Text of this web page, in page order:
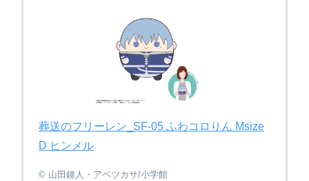
葬送のフリーレン_SF-05 ふわコロりん Msize
D ヒンメル
© 山田鐘人・アベツカサ/小学館